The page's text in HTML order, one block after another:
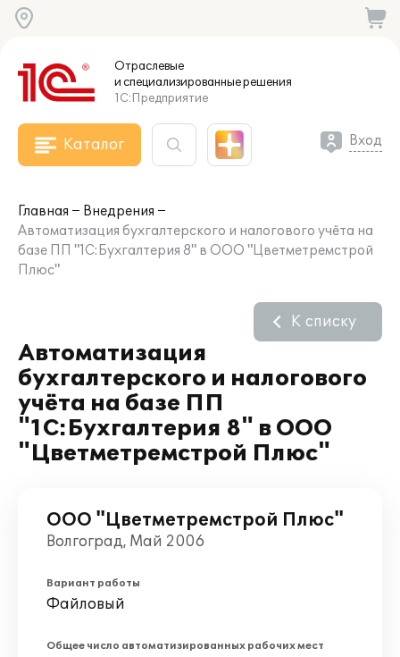
Отраслевые
и специализированныерешения
1С:Предприятие
Каталог Вход
Главная
Внедрения
Автоматизация бухгалтерского и налогового учёта на
базе ПП "1С:Бухгалтерия 8" в ООО "Цветметремстрой
Плюс"
Автоматизация
бухгалтерского и налогового
учёта на базе ПП
"1С:Бухгалтерия 8" в ООО
"Цветметремстрой Плюс"
К списку
ООО "Цветметремстрой Плюс"
Волгоград, Май 2006
Вариант работы
Файловый
Общее число автоматизированных рабочих мест